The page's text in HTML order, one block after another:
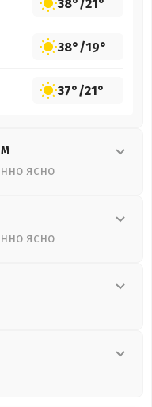
38°/21°
38°/19°
37°/21°
ясно
ясно